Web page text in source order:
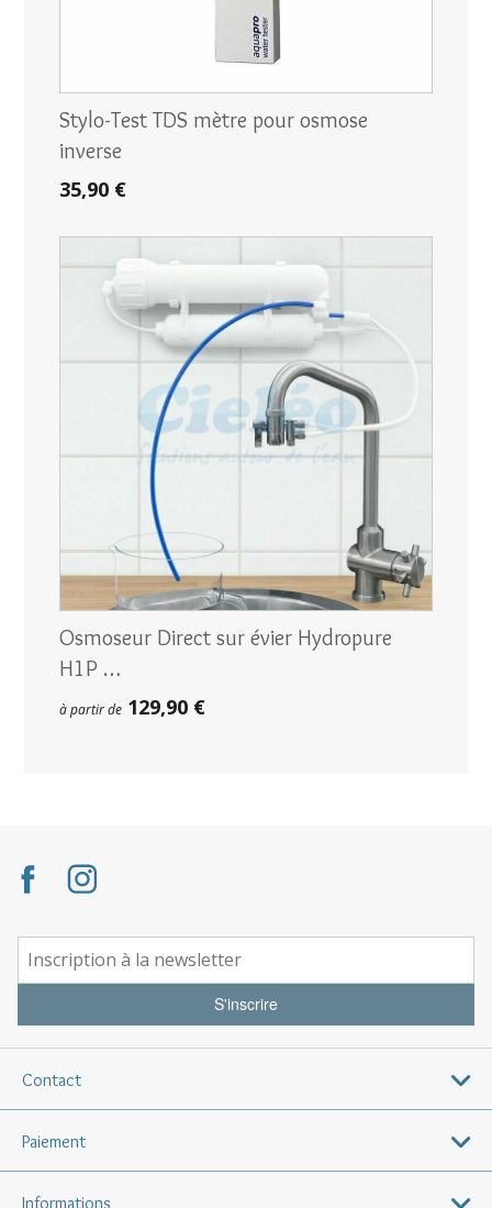
Stylo-Test TDS mètre pour osmose
inverse
35,90 €
Osmoseur Direct sur évier Hydropure
H1P …
à partir de 129,90 €
S'inscrire
Contact
Paiement
Informations